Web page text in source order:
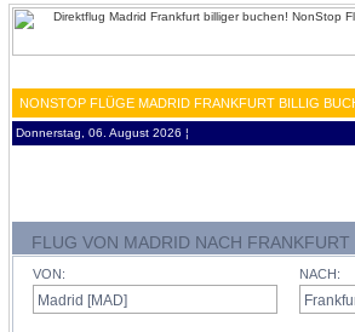
NONSTOP FLÜGE MADRID FRANKFURT BILLIG
Donnerstag, 06. August 2026 ¦
FLUG VON MADRID NACH FRANKFURT
VON: NACH: